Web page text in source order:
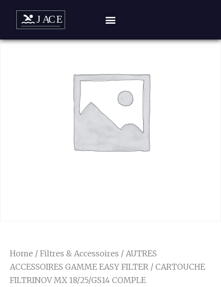
Home / Filtres & Accessoires / AUTRES
ACCESSOIRES GAMME EASY FILTER / CARTOUCHE
FILTRINOV MX 18/25/GS14 COMPLE